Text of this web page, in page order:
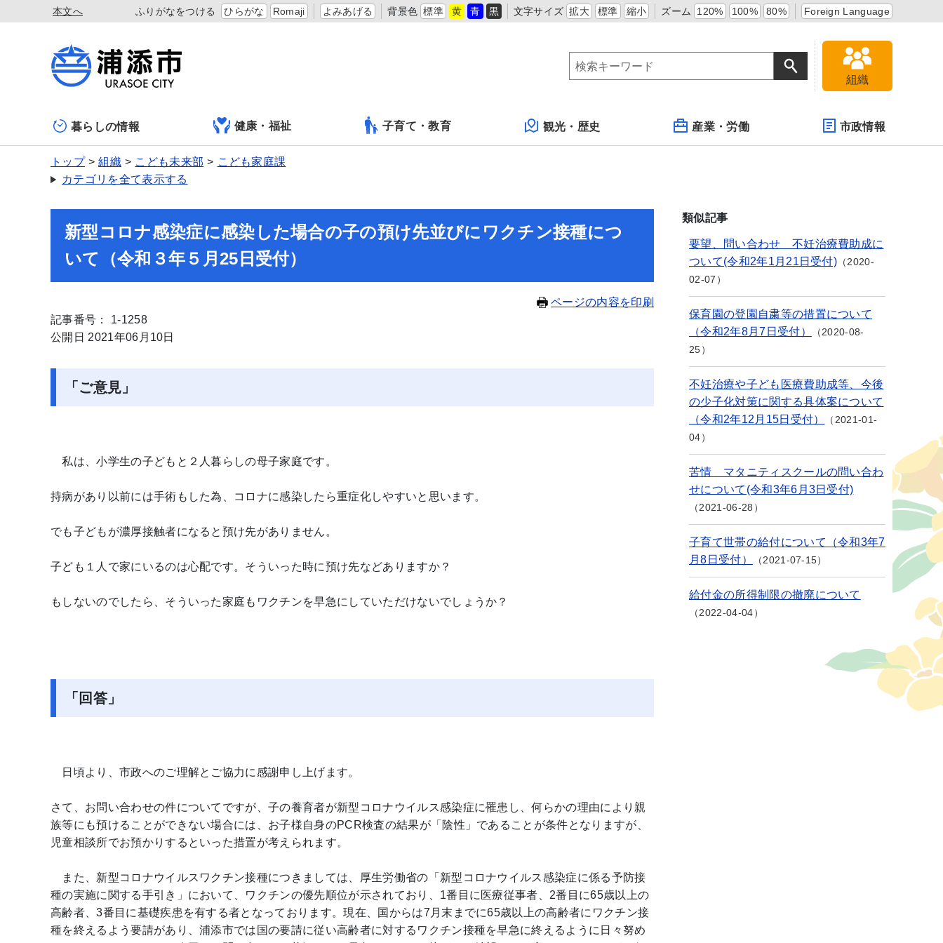
本文へ ふりがなをつける ひらがな Romaji よみあげる 背景色 標準 黄 青 黒 文字サイズ 拡大 標準 縮小 ズーム 120% 100% 80% Foreign Language
組織
暮らしの情報 健康・福祉 子育て・教育 観光・歴史 産業・労働 市政情報
トップ 組織 こども未来部
こども家庭課
カテゴリを全て表示する
新型コロナ感染症に感染した場合の子の預け先並びにワクチン接種につ
いて（令和３年５月25日受付）
ページの内容を印刷
記事番号： 1-1258
公開日 2021年06月10日
「ご意見」
私は、小学生の子どもと２人暮らしの母子家庭です。
持病があり以前には手術もした為、コロナに感染したら重症化しやすいと思います。
でも子どもが濃厚接触者になると預け先がありません。
子ども１人で家にいるのは心配です。そういった時に預け先などありますか？
もしないのでしたら、そういった家庭もワクチンを早急にしていただけないでしょうか？
「回答」
日頃より、市政へのご理解とご協力に感謝申し上げます。
さて、お問い合わせの件についてですが、子の養育者が新型コロナウイルス感染症に罹患し、何らかの理由により親
族等にも預けることができない場合には、お子様自身のPCR検査の結果が「陰性」であることが条件となりますが、
児童相談所でお預かりするといった措置が考えられます。
また、新型コロナウイルスワクチン接種につきましては、厚生労働省の「新型コロナウイルス感染症に係る予防接
種の実施に関する手引き」において、ワクチンの優先順位が示されており、1番目に医療従事者、2番目に65歳以上の
高齢者、3番目に基礎疾患を有する者となっております。現在、国からは7月末までに65歳以上の高齢者にワクチン接
種を終えるよう要請があり、浦添市では国の要請に従い高齢者に対するワクチン接種を早急に終えるように日々努め
類似記事
要望、問い合わせ 不妊治療費助成に
ついて(令和2年1月21日受付)
2020-
02-07
保育園の登園自粛等の措置について
（令和2年8月7日受付）
2020-08-
25
不妊治療や子ども医療費助成等、今後
の少子化対策に関する具体案について
（令和2年12月15日受付）
2021-01-
04
苦情 マタニティスクールの問い合わ
せについて(令和3年6月3日受付)
2021-06-28
子育て世帯の給付について（令和3年7
月8日受付）
2021-07-15
給付金の所得制限の撤廃について
2022-04-04